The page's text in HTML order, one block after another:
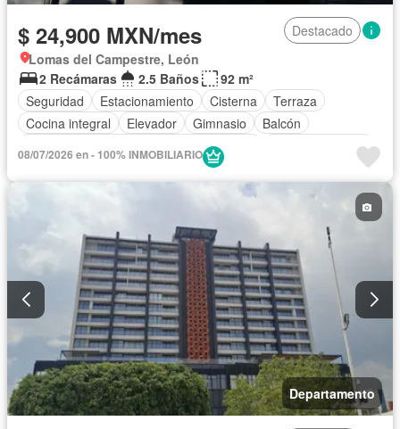
$ 24,900 MXN/mes
Destacado
Lomas del Campestre, León
2 Recámaras
2.5 Baños
92 m²
Seguridad
Estacionamiento Cisterna
Terraza
Cocina integral
Elevador Gimnasio
Balcón
Acceso para personas con discapacidad
Cocina equipada
Circuito cerrado de televisión
Televisión por cable
Vista panorámica
Recámara con closet
Caseta de vigilancia
Permite mascotas
Permite niños
Solo familias
Completamente amueblado
08/07/2026 en - 100% INMOBILIARIO
Departamento